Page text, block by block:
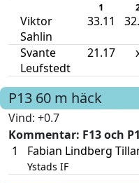
1
Viktor
Sahlin
33.11
Svante
Leufstedt
21.17
P13 60 m häck
Vind: +0.7
Kommentar: F13 och
1
Fabian Lindberg
Ystads IF